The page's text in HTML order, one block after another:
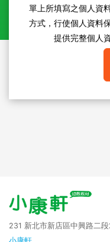
單上所填寫之個人資
方式，行使個人資料
提供完整個人
231 新北市新店區中興路二